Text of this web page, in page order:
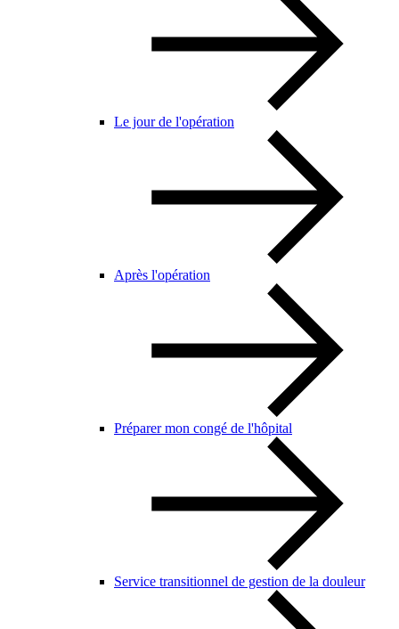
Le jour de l'opération
Après l'opération
Préparer mon congé de l'hôpital
Service transitionnel de gestion de la douleur